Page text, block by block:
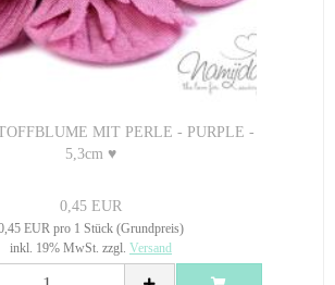
MIT PERLE - PURPLE -
5,3cm ♥
0,45 EUR
EUR pro 1 Stück (Grundpreis)
inkl. 19% MwSt. zzgl. Versand